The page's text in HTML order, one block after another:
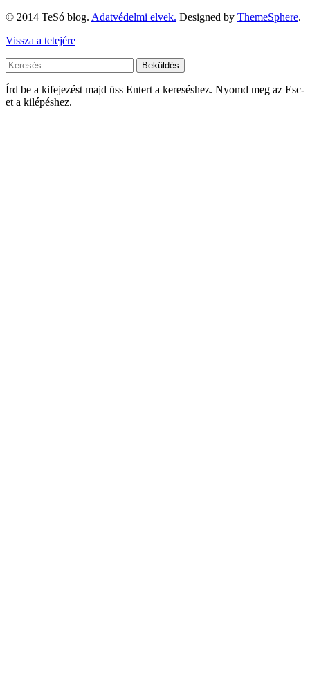
© 2014 TeSó blog. Adatvédelmi elvek. Designed by ThemeSphere.
Vissza a tetejére
Beküldés
Írd be a kifejezést majd üss Entert a kereséshez. Nyomd meg az Esc-
et a kilépéshez.